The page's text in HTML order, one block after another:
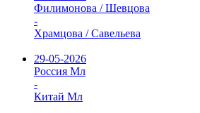
Филимонова / Шевцова
-
Храмцова / Савельева
29-05-2026
Россия Мл
-
Китай Мл